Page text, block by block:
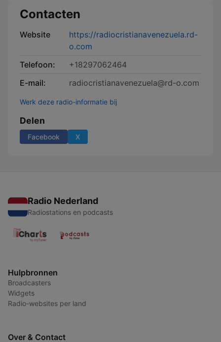
Contacten
Website
https://radiocristianavenezuela.rd-
o.com
Telefoon:
+18297062464
E-mail:
radiocristianavenezuela@rd-o.com
Werk deze radio-informatie bij
Delen
Facebook X
Radio Nederland
Radiostations en podcasts
Hulpbronnen
Broadcasters
Widgets
Radio-websites per land
Over & Contact